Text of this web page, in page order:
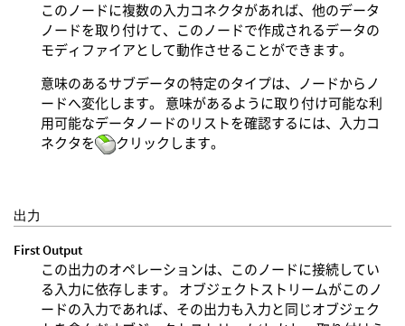
このノードに複数の入力コネクタがあれば、他のデータ
ノードを取り付けて、このノードで作成されるデータの
モディファイアとして動作させることができます。
意味のあるサブデータの特定のタイプは、ノードからノ
ードへ変化します。 意味があるように取り付け可能な利
用可能なデータノードのリストを確認するには、入力コ
ネクタを
クリックします。
出力
First Output
この出力のオペレーションは、このノードに接続してい
る入力に依存します。 オブジェクトストリームがこのノ
ードの入力であれば、その出力も入力と同じオブジェク